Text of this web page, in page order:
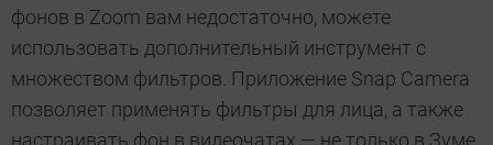
фонов в Zoom вам недостаточно, можете
использовать дополнительный инструмент с
множеством фильтров. Приложение Snap Camera
позволяет применять фильтры для лица, а также